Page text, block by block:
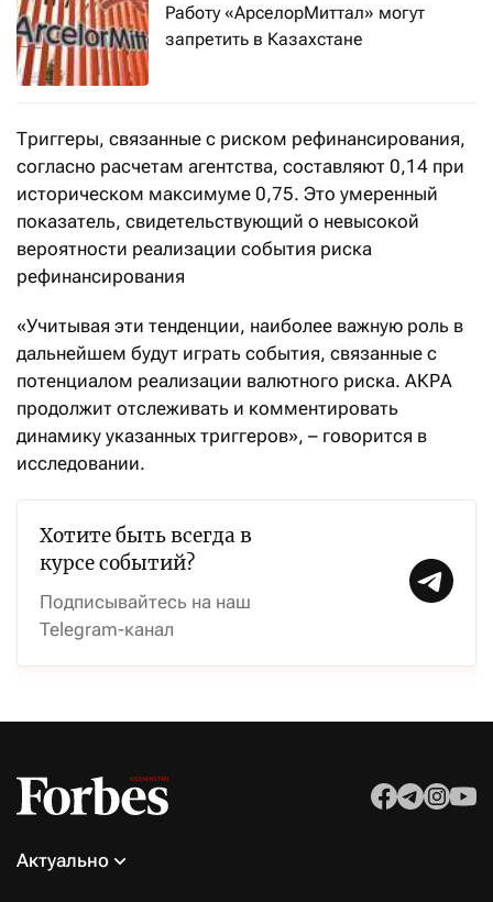
Работу «АрселорМиттал» могут
запретить в Казахстане
Триггеры, связанные с риском рефинансирования,
согласно расчетам агентства, составляют 0,14 при
историческом максимуме 0,75. Это умеренный
показатель, свидетельствующий о невысокой
вероятности реализации события риска
рефинансирования
«Учитывая эти тенденции, наиболее важную роль в
дальнейшем будут играть события, связанные с
потенциалом реализации валютного риска. АКРА
продолжит отслеживать и комментировать
динамику указанных триггеров», – говорится в
исследовании.
Хотите быть всегда в
курсе событий?
Подписывайтесь на наш
Telegram-канал
Актуально